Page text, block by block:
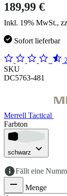
189,99 €
Inkl. 19% MwSt.,
Sofort lieferbar
2
SKU
DC5763-481
Merrell Tactical
Farbton
schwarz
Fällt eine
Menge